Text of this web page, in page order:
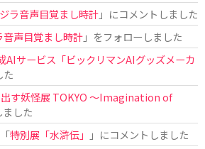
ラ音声目覚まし時計」にコメントしました
音声目覚まし時計」をフォローしました
AIサービス「ビックリマンAIグッズメーカ
た
す妖怪展 TOKYO 〜Imagination of
ました
特別展「水滸伝」
」にコメントしました